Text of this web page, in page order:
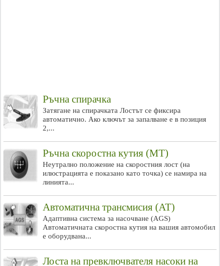
Ръчна спирачка
Затягане на спирачката Лостът се фиксира
автоматично. Ако ключът за запалване е в позиция
2,...
Ръчна скоростна кутия (MT)
Неутрално положение на скоростния лост (на
илюстрацията е показано като точка) се намира на
линията...
Автоматична трансмисия (AT)
Адаптивна система за насочване (AGS)
Автоматичната скоростна кутия на вашия автомобил
е оборудвана...
Лоста на превключвателя насоки на